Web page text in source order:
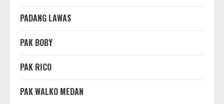
PADANG LAWAS
PAK BOBY
PAK RICO
PAK WALKO MEDAN